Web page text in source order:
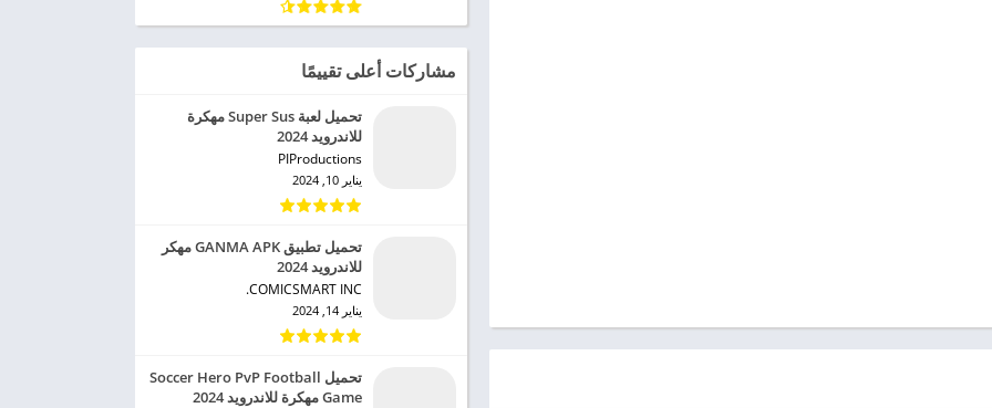
مشاركات أعلى تقييمًا
تحميل لعبة Super Sus مهكرة
للاندرويد 2024
PIProductions‏
يناير 10, 2024
تحميل تطبيق GANMA APK مهكر
للاندرويد 2024
COMICSMART INC.‏
يناير 14, 2024
تحميل Soccer Hero PvP Football
Game مهكرة للاندرويد 2024